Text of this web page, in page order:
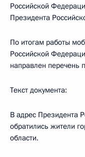
Российской
Президента
По итогам работы
Российской
направлен перечень
Текст документа:
В адрес Президента
обратились жители
области.